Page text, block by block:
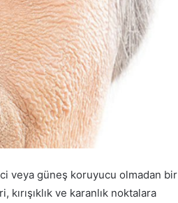
veya güneş koruyucu olmadan bir
ve karanlık noktalara